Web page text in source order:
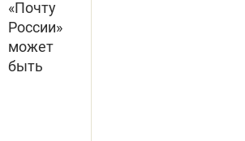
«Почту
России»
может
быть